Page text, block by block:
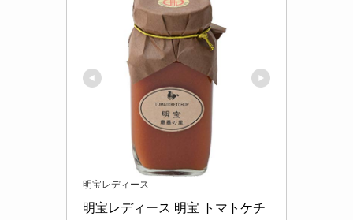
明宝レディース
明宝レディース 明宝 トマトケチ